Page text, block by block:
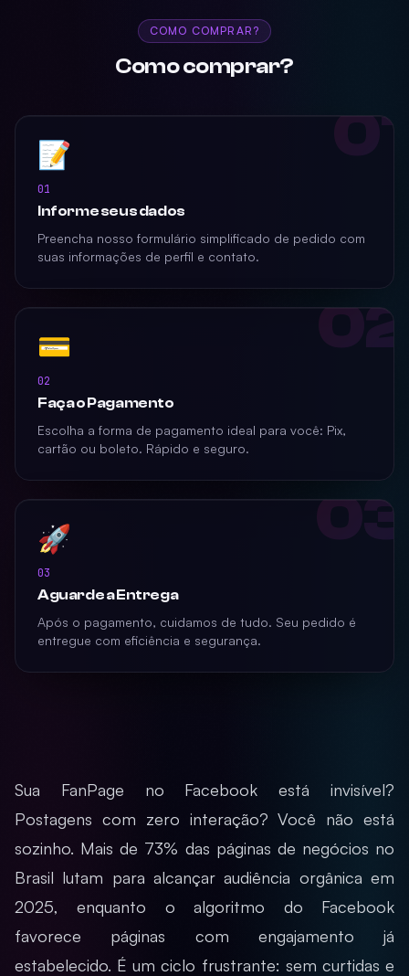
COMO COMPRAR?
Como comprar?
01
📝
01
Informe seus dados
Preencha nosso formulário simplificado de pedido com
suas informações de perfil e contato.
02
💳
02
Faça o Pagamento
Escolha a forma de pagamento ideal para você: Pix,
cartão ou boleto. Rápido e seguro.
03
🚀
03
Aguarde a Entrega
Após o pagamento, cuidamos de tudo. Seu pedido é
entregue com eficiência e segurança.
Sua FanPage no Facebook está invisível?
Postagens com zero interação? Você não está
sozinho. Mais de 73% das páginas de negócios no
Brasil lutam para alcançar audiência orgânica em
2025, enquanto o algoritmo do Facebook
favorece páginas com engajamento já
estabelecido. É um ciclo frustrante: sem curtidas e